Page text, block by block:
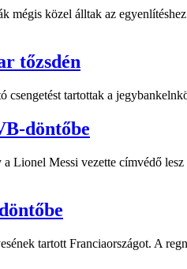
mégis közel álltak az
tőzsdén
tartottak a
döntőbe
Lionel Messi vezette címvédő
tartott Franciaországot. A